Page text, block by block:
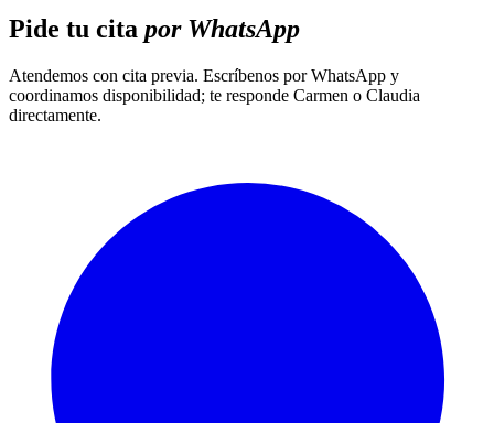
Pide tu cita por WhatsApp
Atendemos con cita previa. Escríbenos por WhatsApp y
coordinamos disponibilidad; te responde Carmen o Claudia
directamente.